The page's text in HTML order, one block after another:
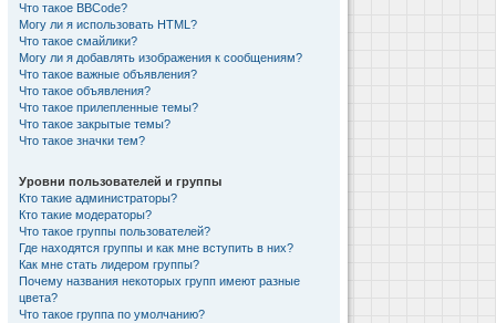
Что такое BBCode?
Могу ли я использовать HTML?
Что такое смайлики?
Могу ли я добавлять изображения к сообщениям?
Что такое важные объявления?
Что такое объявления?
Что такое прилепленные темы?
Что такое закрытые темы?
Что такое значки тем?
Уровни пользователей и группы
Кто такие администраторы?
Кто такие модераторы?
Что такое группы пользователей?
Где находятся группы и как мне вступить в них?
Как мне стать лидером группы?
Почему названия некоторых групп имеют разные
цвета?
Что такое группа по умолчанию?